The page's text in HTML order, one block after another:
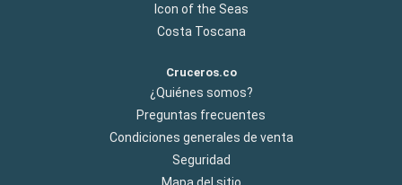
Icon of the Seas
Costa Toscana
Cruceros.co
¿Quiénes somos?
Preguntas frecuentes
Condiciones generales de venta
Seguridad
Mapa del sitio